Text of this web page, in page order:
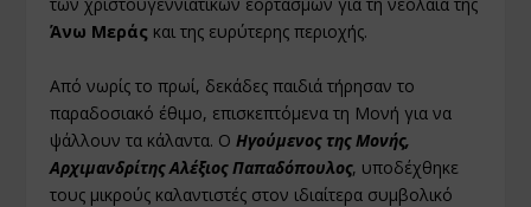
Άνω Μεράς και της ευρύτερης περιοχής.
Από νωρίς το πρωί, δεκάδες παιδιά τήρησαν το
παραδοσιακό έθιμο, επισκεπτόμενα τη Μονή για να
ψάλλουν τα κάλαντα. ΟΗγούμενος της Μονής,
Αρχιμανδρίτης Αλέξιος Παπαδόπουλος, υποδέχθηκε
τους μικρούς καλαντιστές στον ιδιαίτερα συμβολικό